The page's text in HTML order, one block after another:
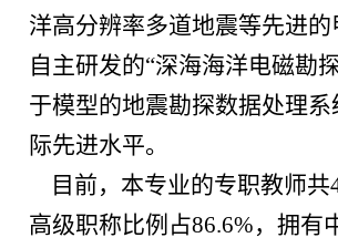
洋高分辨率多道地震等先进的
自主研发的“深海海洋电磁勘
于模型的地震勘探数据处理系
际先进水平。
目前，本专业的专职教师共
高级职称比例占86.6%，拥有